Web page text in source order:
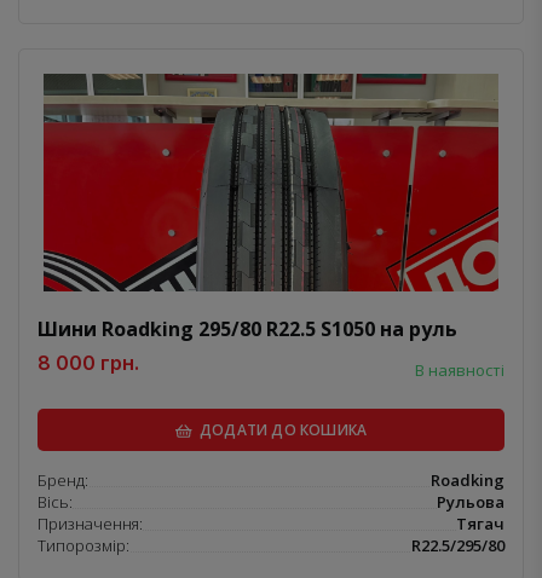
Шини Roadking 295/80 R22.5 S1050 на руль
В наявності
8 000 грн.
ДОДАТИ ДО КОШИКА
Бренд:
Roadking
Вісь:
Рульова
Призначення:
Тягач
Типорозмір:
R22.5/295/80